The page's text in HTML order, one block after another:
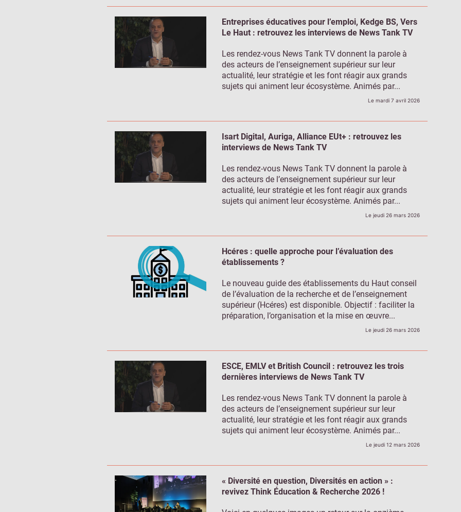
Entreprises éducatives pour l’emploi, Kedge BS, Vers
Le Haut : retrouvez les interviews de News Tank TV
Les rendez-vous News Tank TV donnent la parole à
des acteurs de l’enseignement supérieur sur leur
actualité, leur stratégie et les font réagir aux grands
sujets qui animent leur écosystème. Animés par...
Le mardi 7 avril 2026
Isart Digital, Auriga, Alliance EUt+ : retrouvez les
interviews de News Tank TV
Les rendez-vous News Tank TV donnent la parole à
des acteurs de l’enseignement supérieur sur leur
actualité, leur stratégie et les font réagir aux grands
sujets qui animent leur écosystème. Animés par...
Le jeudi 26 mars 2026
Hcéres : quelle approche pour l’évaluation des
établissements ?
Le nouveau guide des établissements du Haut conseil
de l’évaluation de la recherche et de l’enseignement
supérieur (Hcéres) est disponible. Objectif : faciliter la
préparation, l’organisation et la mise en œuvre...
Le jeudi 26 mars 2026
ESCE, EMLV et British Council : retrouvez les trois
dernières interviews de News Tank TV
Les rendez-vous News Tank TV donnent la parole à
des acteurs de l’enseignement supérieur sur leur
actualité, leur stratégie et les font réagir aux grands
sujets qui animent leur écosystème. Animés par...
Le jeudi 12 mars 2026
« Diversité en question, Diversités en action » :
revivez Think Éducation & Recherche 2026 !